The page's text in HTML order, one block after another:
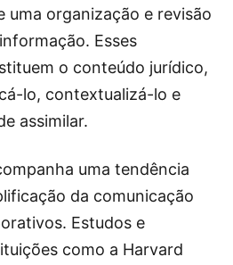
uma organização e revisão
Esses
o conteúdo jurídico,
lo, contextualizá-lo e
assimilar.
uma tendência
da comunicação
Estudos e
como a Harvard